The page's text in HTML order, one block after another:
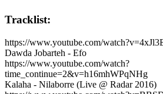
Tracklist:
https://www.youtube.com/
Dawda Jobarteh - Efo
https://www.youtube.com/watch?
time_continue=2&v=h16mhWPqNHg
Kalaha - Nilaborre (Live @ Radar 2016)